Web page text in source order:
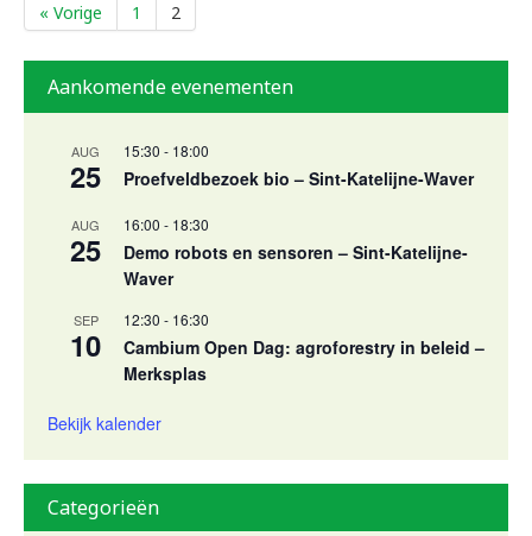
« Vorige 1 2
Aankomende evenementen
AUG
25
15:30 - 18:00
Proefveldbezoek bio – Sint-Katelijne-Waver
AUG
25
16:00 - 18:30
Demo robots en sensoren – Sint-Katelijne-
Waver
SEP
10
12:30 - 16:30
Cambium Open Dag: agroforestry in beleid –
Merksplas
Bekijk kalender
Categorieën